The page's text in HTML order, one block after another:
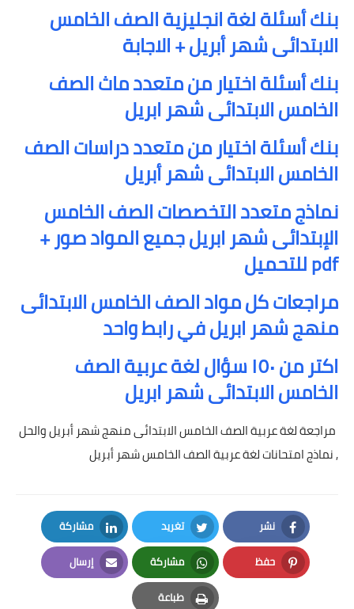
بنك أسئلة لغة انجليزية الصف الخامس
الابتدائى شهر أبريل + الاجابة
بنك أسئلة اختيار من متعدد ماث الصف
الخامس الابتدائى شهر ابريل
بنك أسئلة اختيار من متعدد دراسات الصف
الخامس الابتدائى شهر أبريل
نماذج متعدد التخصصات الصف الخامس
الإبتدائى شهر ابريل جميع المواد صور +
pdf للتحميل
مراجعات كل مواد الصف الخامس الابتدائى
منهج شهر ابريل في رابط واحد
اكتر من ١٥٠ سؤال لغة عربية الصف
الخامس الابتدائى شهر ابريل
مراجعة لغة عربية الصف الخامس الابتدائى منهج شهر أبريل والحل
, نماذج امتحانات لغة عربية الصف الخامس شهر أبريل
نشر
Facebook
تغريد
Twitter
مشاركة
LinkedIn
حفظ
Pinterest
مشاركة
Whatsapp
إرسال
Email
طباعة